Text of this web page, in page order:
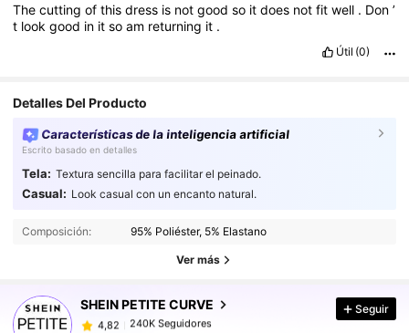
Thecuttingofthisdress is notgoodso itdoes notfitwell . Don’
t lookgood in itsoam returning it .
Útil (0)
Detalles Del Producto
Características de la inteligencia artificial
Escrito basado en detalles
Tela: Textura sencilla para facilitar el peinado.
Casual: Look casual con un encanto natural.
Composición: 95% Poliéster, 5% Elastano
Ver más
SHEIN PETITE CURVE
4,82 240K Seguidores
240K Seguidores
4,82
240K Seguidores
5***1 pagó Hace 1 día
Seguir